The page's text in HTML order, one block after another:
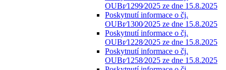
OUBr⁄1299⁄2025 ze dne 15.8.2025
Poskytnutí informace o čj.
OUBr⁄1300⁄2025 ze dne 15.8.2025
Poskytnutí informace o čj.
OUBr⁄1228⁄2025 ze dne 15.8.2025
Poskytnutí informace o čj.
OUBr⁄1258⁄2025 ze dne 15.8.2025